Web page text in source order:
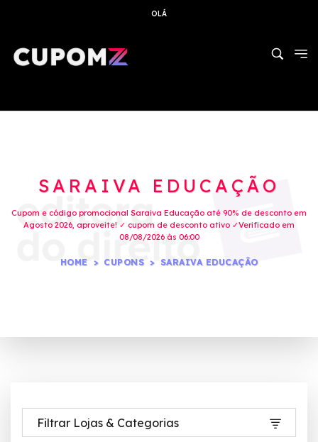
OLÁ
SARAIVA EDUCAÇÃO
Cupom e código promocional Saraiva Educação até 90% de desconto em
Agosto 2026, aproveite! ✓ cupom de desconto ativo ✓Verificado em
08/08/2026 às 06:00
HOME CUPONS SARAIVA EDUCAÇÃO
Filtrar Lojas & Categorias